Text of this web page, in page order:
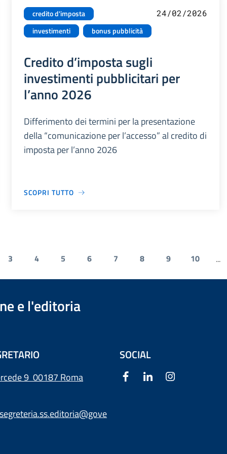
credito d'imposta
investimenti
bonus pubblicità
24/02/2026
Credito d’imposta sugli
investimenti pubblicitari per
l’anno 2026
Differimento dei termini per la presentazione
della “comunicazione per l’accesso” al credito di
imposta per l’anno 2026
SCOPRI TUTTO
3 4 5 6 7 8 9 10 ...
e l'editoria
9 00187 Roma
segreteria.ss.editoria@gove
SOCIAL